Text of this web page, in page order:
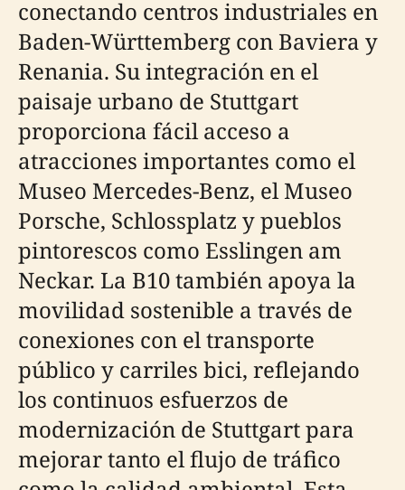
conectando centros industriales en
Baden-Württemberg con Baviera y
Renania. Su integración en el
paisaje urbano de Stuttgart
proporciona fácil acceso a
atracciones importantes como el
Museo Mercedes-Benz, el Museo
Porsche, Schlossplatz y pueblos
pintorescos como Esslingen am
Neckar. La B10 también apoya la
movilidad sostenible a través de
conexiones con el transporte
público y carriles bici, reflejando
los continuos esfuerzos de
modernización de Stuttgart para
mejorar tanto el flujo de tráfico